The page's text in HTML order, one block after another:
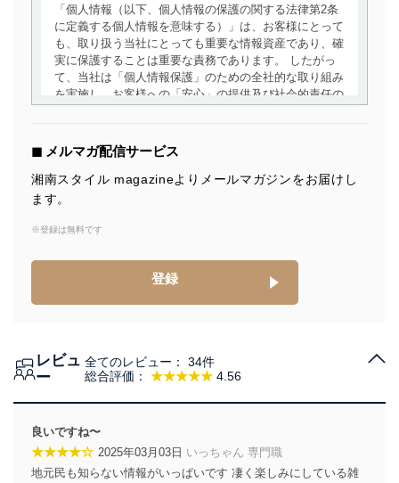
「個人情報（以下、個人情報の保護の関する法律第2条
に定義する個人情報を意味する）」は、お客様にとって
も、取り扱う当社にとっても重要な情報資産であり、確
実に保護することは重要な責務であります。 したがっ
て、当社は「個人情報保護」のための全社的な取り組み
を実施し、お客様への「安心」の提供及び社会的責任の
個人情報の取得・利用・提供について
当社は、個人情報の取得・利用・提供に際して、その利
用目的を明確にし、本人の同意を得たうえで利用目的の
達成に必要な範囲内で適法かつ公正な手段によって取
得・利用・提供を行います。また、当社が保有している
供・開示は行いません。当社においてはこれらの取り組
みを確実にするため、従業者等の教育を徹底してまいり
当社は、個人情報に関連する法令、国が定める指針及び
す。
個人情報の安全管理措置
◼︎ メルマガ配信サービス
湘南スタイル magazineよりメールマガジンをお届けし
ます。
※登録は無料です
登録
レビュ
ー
総合評価： ★★★★★ 4.56
全てのレビュー： 34件
良いですね〜
★★★★☆ 2025年03月03日 いっちゃん 専門職
地元民も知らない情報がいっぱいです 凄く楽しみにしている雑